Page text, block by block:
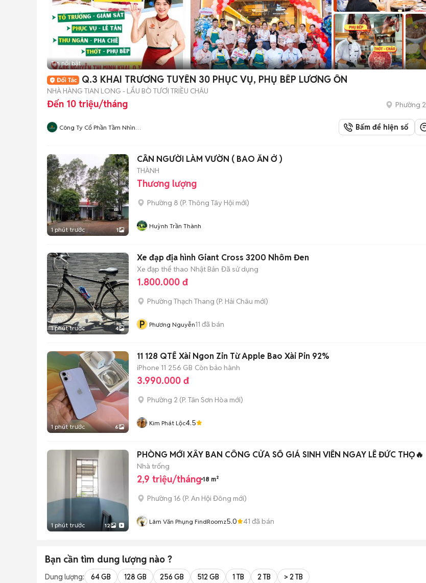
Tin nổi bật
Q.3 KHAI TRƯƠNG TUYỂN 30 PHỤC VỤ, PHỤ BẾP LƯƠNG ỔN
NHÀ HÀNG TIAN LONG - LẨU BÒ TƯƠI TRIỀU CHÂU
Đến 10 triệu/tháng Phường 2
Công Ty Cổ Phần Tầm Nhìn
Bấm để hiện số
1 phút trước 1
CẦN NGƯỜI LÀM VƯỜN ( BAO ĂN Ở )
THÀNH
Thương lượng
Phường 8 (P. Thông Tây Hội mới)
Huỳnh Trần Thành
1 phút trước 4
Xe đạp địa hình Giant Cross 3200 Nhôm Đen
Xe đạp thể thao Nhật Bản Đã sử dụng
1.800.000 đ
Phường Thạch Thang (P. Hải Châu mới)
P Phương Nguyễn11 đã bán
1 phút trước 6
11 128 QTẾ Xài Ngon Zin Từ Apple Bao Xài Pin 92%
iPhone 11 256 GB Còn bảo hành
3.990.000 đ
Phường 2 (P. Tân Sơn Hòa mới)
Kim Phát Lộc4.5
1 phút trước 12
PHÒNG MỚI XÂY BAN CÔNG CỬA SỔ GIÁ SINH VIÊN NGAY LÊ ĐỨC THỌ🔥
Nhà trống
2,9 triệu/tháng 18 m²
Phường 16 (P. An Hội Đông mới)
Lâm Văn Phụng FindRoomz5.0 41 đã bán
Bạn cần tìm dung lượng nào ?
Dung lượng: 64 GB 128 GB 256 GB 512 GB 1 TB 2 TB > 2 TB